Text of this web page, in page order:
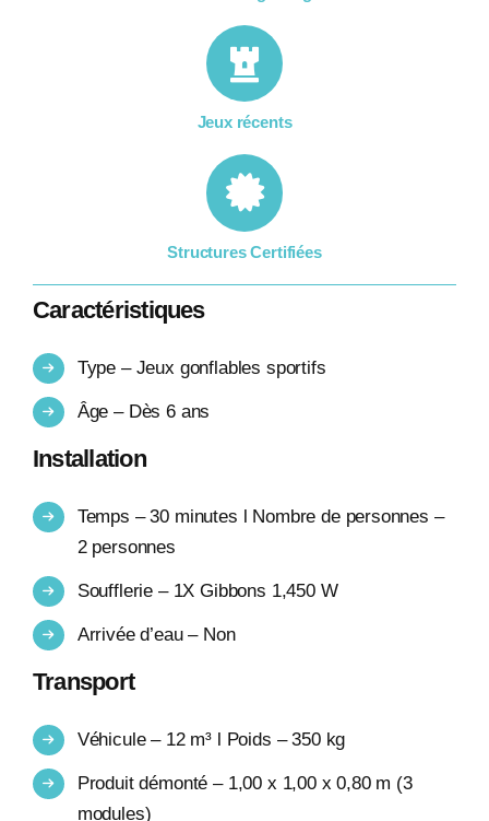
Jeux récents
Structures Certifiées
Caractéristiques
Type – Jeux gonflables sportifs
Âge – Dès 6 ans
Installation
Temps – 30 minutes l Nombre de personnes –
2 personnes
Soufflerie – 1X Gibbons 1,450 W
Arrivée d’eau – Non
Transport
Véhicule – 12 m³ l Poids – 350 kg
Produit démonté – 1,00 x 1,00 x 0,80 m (3
modules)